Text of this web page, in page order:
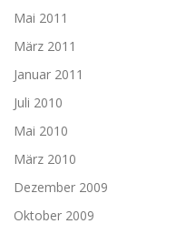
Mai 2011
März 2011
Januar 2011
Juli 2010
Mai 2010
März 2010
Dezember 2009
Oktober 2009